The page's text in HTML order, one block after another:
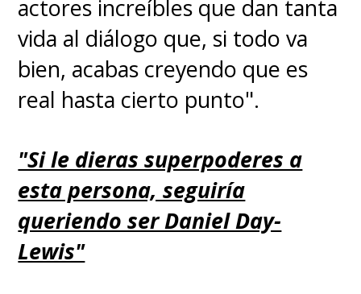
actores increíbles que dan tanta
vida al diálogo que, si todo va
bien, acabas creyendo que es
real hasta cierto punto".
"Si le dieras superpoderes a
esta persona, seguiría
queriendo ser Daniel Day-
Lewis"